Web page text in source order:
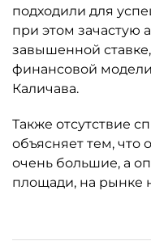
подходили для
при этом зачастую
завышенной
финансовой
Каличава.
Также отсутствие
объясняет тем,
очень большие, а
площади, на рынке